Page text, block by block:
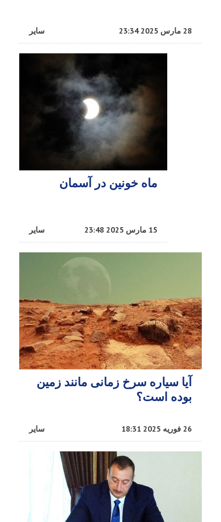
سایر 28 مارس 2025 23:34
ماه‌ خونین در آسمان
سایر 15 مارس 2025 23:48
آیا سیاره سرخ زمانی مانند زمین
بوده است؟
سایر 26 فوریه 2025 18:31